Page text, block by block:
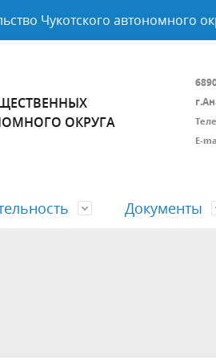
Чукотского автономного
ОКРУГА
E-
Документы